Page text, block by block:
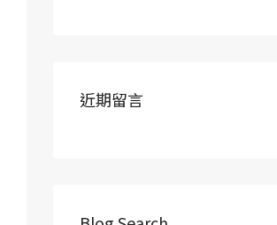
近期留言